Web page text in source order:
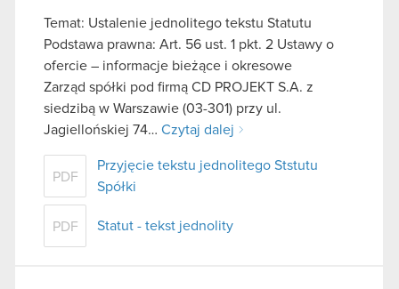
Temat: Ustalenie jednolitego tekstu Statutu
Podstawa prawna: Art. 56 ust. 1 pkt. 2 Ustawy o
ofercie – informacje bieżące i okresowe
Zarząd spółki pod firmą CD PROJEKT S.A. z
siedzibą w Warszawie (03-301) przy ul.
Jagiellońskiej 74… Czytaj dalej
PDF
Przyjęcie tekstu jednolitego Ststutu
Spółki
PDF Statut - tekst jednolity